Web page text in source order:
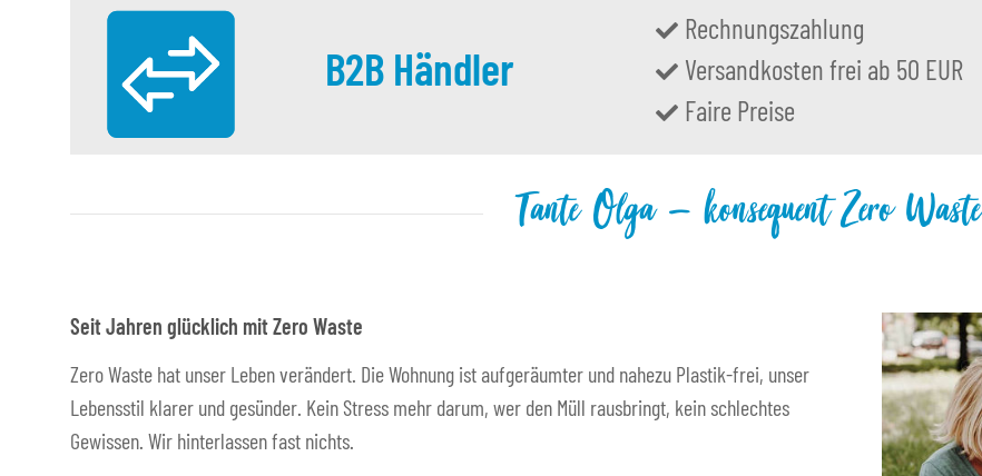
B2B Händler
Rechnungszahlung
Versandkosten frei ab 50 EUR
Faire Preise
Tante Olga – konsequent Zero Waste
Seit Jahren glücklich mit Zero Waste
Zero Waste hat unser Leben verändert. Die Wohnung ist aufgeräumter und nahezu Plastik-frei, unser
Lebensstil klarer und gesünder. Kein Stress mehr darum, wer den Müll rausbringt, kein schlechtes
Gewissen. Wir hinterlassen fast nichts.